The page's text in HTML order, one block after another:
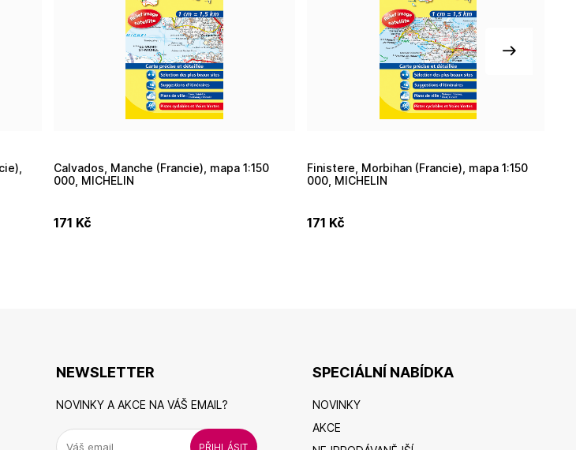
Calvados, Manche (Francie), mapa 1:150
000, MICHELIN
171 Kč
Finistere, Morbihan (Francie), mapa 1:150
000, MICHELIN
171 Kč
NEWSLETTER
NOVINKY A AKCE NA VÁŠ EMAIL?
SPECIÁLNÍ NABÍDKA
NOVINKY
AKCE